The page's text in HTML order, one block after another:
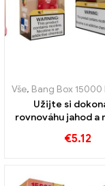
Vše, Bang Box 15000
Užijte si
rovnováhu jahod a
cigareta šluk
€5.12